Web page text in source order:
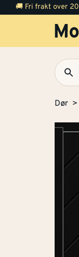
🚚 Fri frakt over
Dør